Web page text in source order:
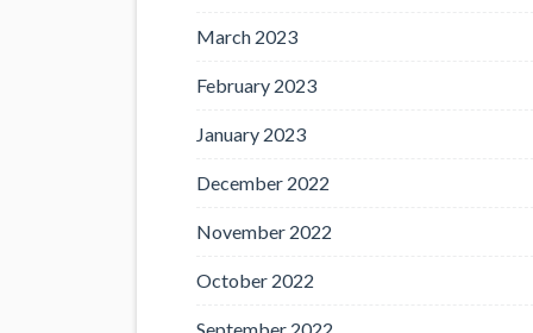
March 2023
February 2023
January 2023
December 2022
November 2022
October 2022
September 2022